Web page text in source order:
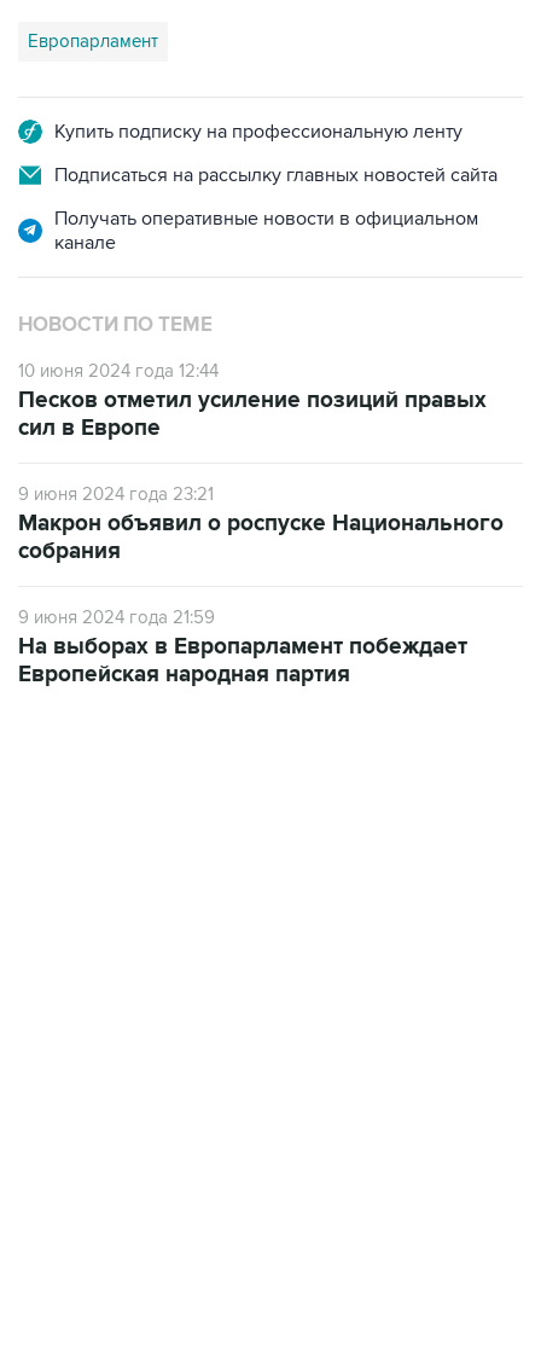
Европарламент
Купить подписку на профессиональную ленту
Подписаться на рассылку главных новостей сайта
Получать оперативные новости в официальном
канале
НОВОСТИ ПО ТЕМЕ
10 июня 2024 года 12:44
Песков отметил усиление позиций правых
сил в Европе
9 июня 2024 года 23:21
Макрон объявил о роспуске Национального
собрания
9 июня 2024 года 21:59
На выборах в Европарламент побеждает
Европейская народная партия